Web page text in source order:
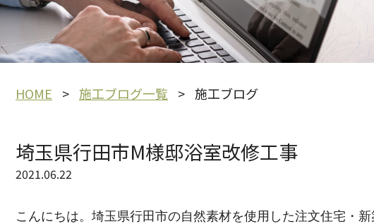
HOME 施工ブログ一覧 施工ブログ
埼玉県行田市M様邸浴室改修工事
2021.06.22
こんにちは。埼玉県行田市の自然素材を使用した注文住宅・